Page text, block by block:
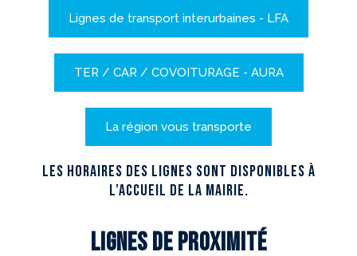
Lignes de transport interurbaines - LFA
TER / CAR / COVOITURAGE - AURA
La région vous transporte
Les horaires des lignes sont disponibles à
l’accueil de la Mairie.
Lignes de proximité